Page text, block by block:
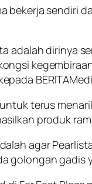
bekerja sendiri
adalah dirinya
terus
produk
agar
golongan gadis